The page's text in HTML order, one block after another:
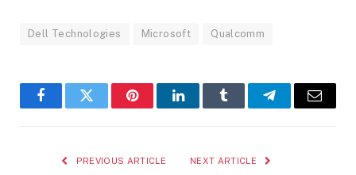
Dell Technologies Microsoft Qualcomm
FacebookTwitter PinterestLinkedInTumblr TelegramEmail
PREVIOUS ARTICLE NEXT ARTICLE